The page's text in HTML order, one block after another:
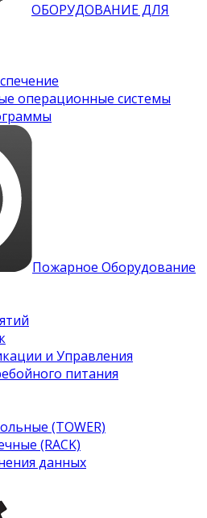
ОБОРУДОВАНИЕ ДЛЯ
операционные системы
Пожарное Оборудование
и Управления
питания
(TOWER)
(RACK)
данных